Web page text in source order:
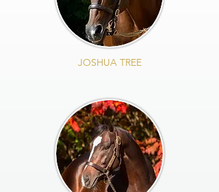
JOSHUA TREE